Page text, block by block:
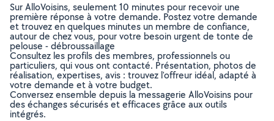
Sur AlloVoisins, seulement 10 minutes pour recevoir une
première réponse à votre demande. Postez votre demande
et trouvez en quelques minutes un membre de confiance,
autour de chez vous, pour votre besoin urgent de tonte de
pelouse - débroussaillage
Consultez les profils des membres, professionnels ou
particuliers, qui vous ont contacté. Présentation, photos de
réalisation, expertises, avis : trouvez l'offreur idéal, adapté à
votre demande et à votre budget.
Conversez ensemble depuis la messagerie AlloVoisins pour
des échanges sécurisés et efficaces grâce aux outils
intégrés.